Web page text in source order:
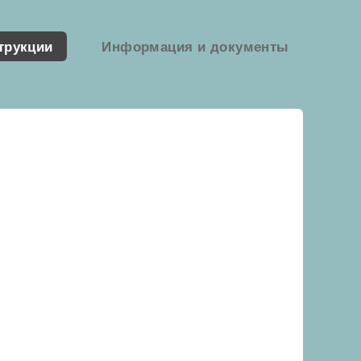
Информация и документы